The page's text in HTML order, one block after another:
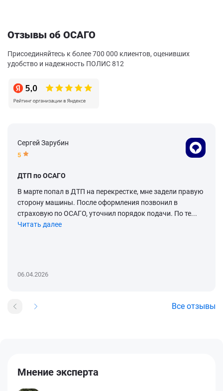
Отзывы об ОСАГО
Присоединяйтесь к более 700 000 клиентов, оценивших
удобство и надежность ПОЛИС 812
Сергей Зарубин
5
ДТП по ОСАГО
В марте попал в ДТП на перекрестке, мне задели правую
сторону машины. После оформления позвонил в
страховую по ОСАГО, уточнил порядок подачи. По те...
Читать далее
06.04.2026
Все отзывы
Мнение эксперта